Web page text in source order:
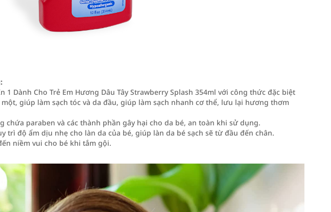
1 Dành Cho Trẻ Em Hương Dâu Tây Strawberry Splash 354ml với công thức đặc biệt
giúp làm sạch tóc và da đầu, giúp làm sạch nhanh cơ thể, lưu lại hương thơm
chứa paraben và các thành phần gây hại cho da bé, an toàn khi sử dụng.
trì độ ẩm dịu nhẹ cho làn da của bé, giúp làn da bé sạch sẽ từ đầu đến chân.
niềm vui cho bé khi tắm gội.